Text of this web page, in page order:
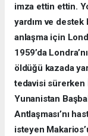
imza ettin ettin.
yardım ve
anlaşma için
1959’da
öldüğü kazada
tedavisi sürerken
Yunanistan
Antlaşması’nı
isteyen